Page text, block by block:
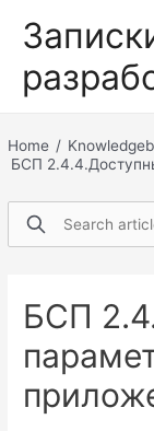
содержимому
Home /
БСП
БСП